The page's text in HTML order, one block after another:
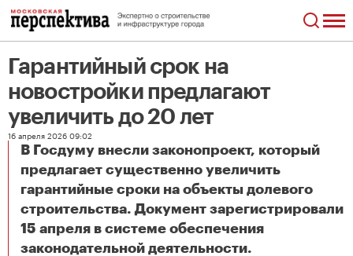
Гарантийный срок на
новостройки предлагают
увеличить до 20 лет
16 апреля 2026 09:02
В Госдуму внесли законопроект, который
предлагает существенно увеличить
гарантийные сроки на объекты долевого
строительства. Документ зарегистрировали
15 апреля в системе обеспечения
законодательной деятельности.